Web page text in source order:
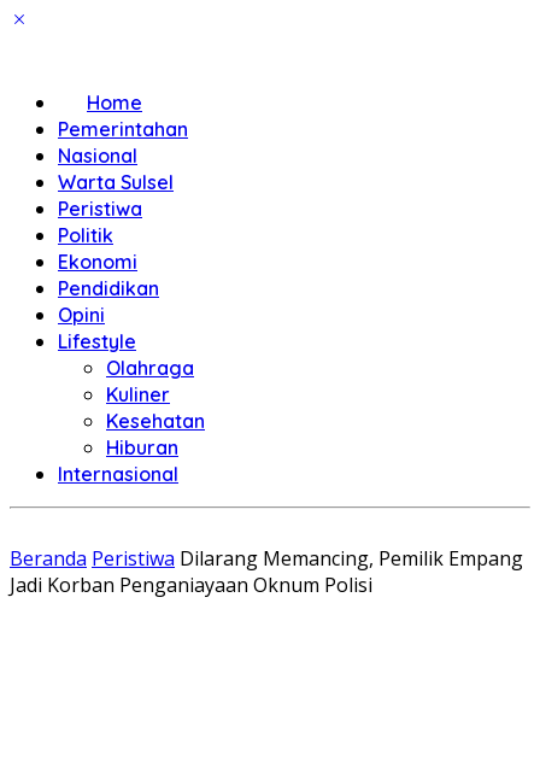
Home
Pemerintahan
Nasional
Warta Sulsel
Peristiwa
Politik
Ekonomi
Pendidikan
Opini
Lifestyle
Olahraga
Kuliner
Kesehatan
Hiburan
Internasional
Beranda Peristiwa Dilarang Memancing, Pemilik Empang
Jadi Korban Penganiayaan Oknum Polisi